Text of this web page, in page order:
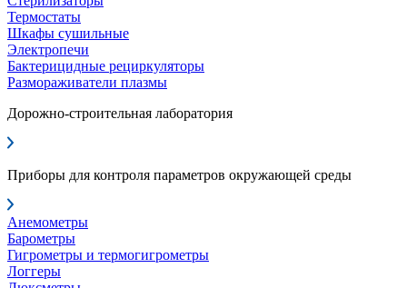
Термостаты
Шкафы сушильные
Электропечи
Бактерицидные рециркуляторы
Размораживатели плазмы
Дорожно-строительная лаборатория
Приборы для контроля параметров окружающей среды
Анемометры
Барометры
Гигрометры и термогигрометры
Логгеры